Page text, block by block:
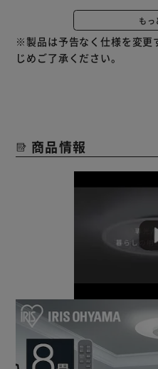
クリアな薄型パネルの、洗練
インテリアとも調和し、スマ
より使いやすく進化、アイリ
LEDシーリング本体が音声を
明かりに話かけることで点
【すぐに使える】
アプリでの初期設定やスマ
要。
取り付けるだけで、すぐに使
もっ
※製品は予告なく仕様を変更
じめご了承ください。
商品情報